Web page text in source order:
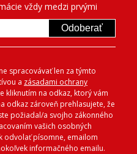
vždy medzi prvými
Odoberať
spracovávať len za týmto
a zásadami ochrany
kliknutím na odkaz, ktorý vám
odkaz zároveň prehlasujete, že
požiadal/a svojho zákonného
vašich osobných
odvolať písomne, emailom
informačného emailu.